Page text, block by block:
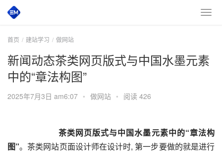
首页 建站学习 做网站
新闻动态茶类网页版式与中国水墨元素
中的“章法构图”
2025年7月3日 am6:07 • 做网站 • 阅读 426
茶类网页版式与中国水墨元素中的“章法构
图”。茶类网站页面设计师在设计时, 第一步要做的就是进行